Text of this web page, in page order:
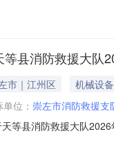
县消防救援大
市｜江州区
机械设备
位： 崇左市消防救援支
等县消防救援大队
前提交响应文件。一、